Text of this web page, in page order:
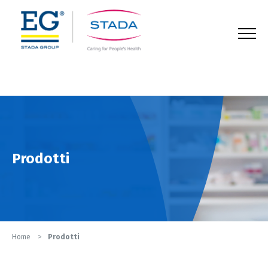
Prodotti
Home Prodotti